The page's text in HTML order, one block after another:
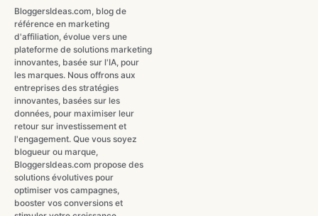
BloggersIdeas.com, blog de
référence en marketing
d'affiliation, évolue vers une
plateforme de solutions marketing
innovantes, basée sur l'IA, pour
les marques. Nous offrons aux
entreprises des stratégies
innovantes, basées sur les
données, pour maximiser leur
retour sur investissement et
l'engagement. Que vous soyez
blogueur ou marque,
BloggersIdeas.com propose des
solutions évolutives pour
optimiser vos campagnes,
booster vos conversions et